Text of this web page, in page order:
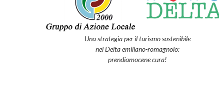
Una strategia per il turismo sostenibile
nel Delta emiliano-romagnolo:
prendiamocene cura!